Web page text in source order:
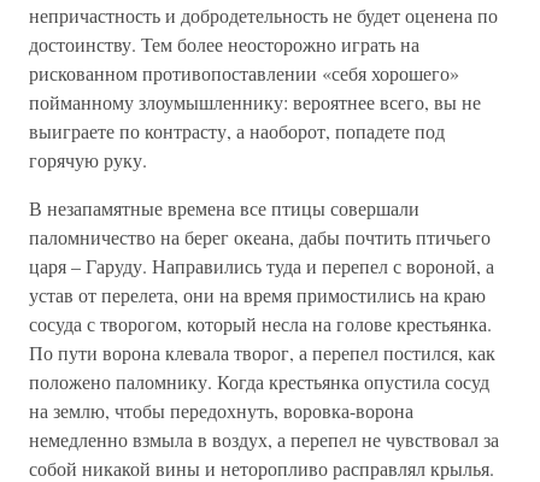
непричастность и добродетельность не будет оценена по
достоинству. Тем более неосторожно играть на
рискованном противопоставлении «себя хорошего»
пойманному злоумышленнику: вероятнее всего, вы не
выиграете по контрасту, а наоборот, попадете под
горячую руку.
В незапамятные времена все птицы совершали
паломничество на берег океана, дабы почтить птичьего
царя – Гаруду. Направились туда и перепел с вороной, а
устав от перелета, они на время примостились на краю
сосуда с творогом, который несла на голове крестьянка.
По пути ворона клевала творог, а перепел постился, как
положено паломнику. Когда крестьянка опустила сосуд
на землю, чтобы передохнуть, воровка-ворона
немедленно взмыла в воздух, а перепел не чувствовал за
собой никакой вины и неторопливо расправлял крылья.